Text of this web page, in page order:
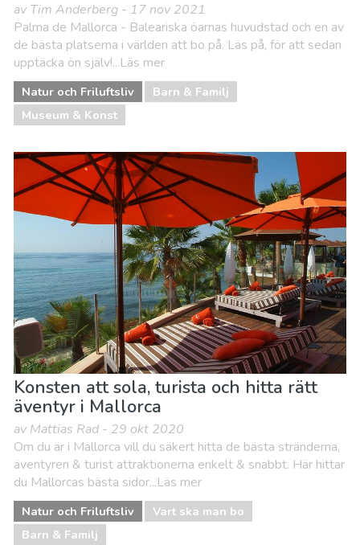
av Tim Anderberg - 17 nov 2021
Palma de Mallorca - Baleariska öarnas huvudstad och en av
de bästa platserna i världen att bo på. Läs på, för att sedan
upptäcka ön själv!...Läs mer
Natur och Friluftsliv
Barn & Familj
Museum & Konst
Konsten att sola, turista och hitta rätt
äventyr i Mallorca
av Mattias Rad - 29 okt 2020
Om du är i Mallorca vill du säkert hitta de bästa stränderna,
äventyren & turist attraktionerna enkelt & snabbt. Här hittar
du Mallorcas bästa sidor...Läs mer
Natur och Friluftsliv
Vart ska man bo
Barn & Familj